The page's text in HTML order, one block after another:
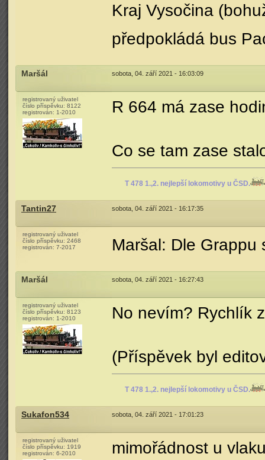
Kraj Vysočina
předpokládá bus
Maršál sobota, 04. září 2021 - 16:03:09
registrovaný uživatel
číslo příspěvku: 8122
registrován: 1-2010 R 664 má zase
Co se tam zase
T 478 1.,2. nejlepší lokomotivy u ČSD.
Tantin27 sobota, 04. září 2021 - 16:17:35
registrovaný uživatel
číslo příspěvku: 2468
registrován: 7-2017 Maršal: Dle Grappu
Maršál sobota, 04. září 2021 - 16:27:43
registrovaný uživatel
číslo příspěvku: 8123
registrován: 1-2010 No nevím? Rychlík
(Příspěvek byl
T 478 1.,2. nejlepší lokomotivy u ČSD.
Sukafon534 sobota, 04. září 2021 - 17:01:23
registrovaný uživatel
číslo příspěvku: 1919
registrován: 6-2010
mimořádnost u